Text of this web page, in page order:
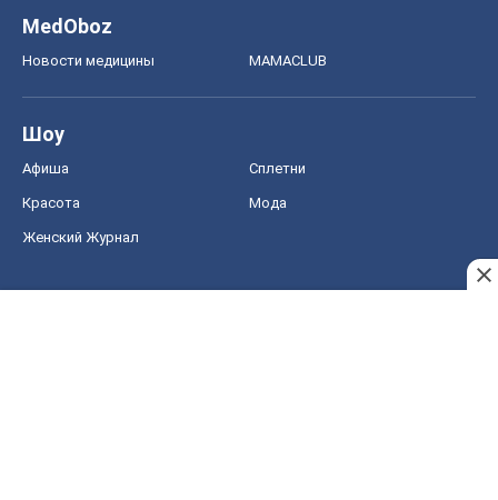
MedOboz
Новости медицины MAMACLUB
Шоу
Афиша Сплетни
Красота Мода
Женский Журнал